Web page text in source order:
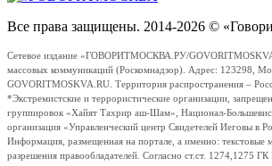
Все права защищены. 2014-2026 ©
Сетевое издание «ГОВОРИТМОСКВА.РУ/
массовых коммуникаций (Роскомнадзор). Адрес: 123298,
GOVORITMOSKVA.RU. Территория распространения –
*Экстремистские и террористические организации,
группировок «Хайят Тахрир аш-Шам», Национал-
организация «Управленческий центр Свидетелей Иеговы в
Информация, размещенная на портале, а именно: текстовые
разрешения правообладателей. Согласно ст.ст. 1274,1275